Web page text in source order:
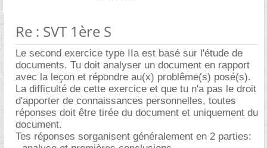
Re : SVT 1ère S
Le second exercice type IIa est basé sur l'étude de
documents. Tu doit analyser un document en rapport
avec la leçon et répondre au(x) problême(s) posé(s).
La difficulté de cette exercice et que tu n'a pas le droit
d'apporter de connaissances personnelles, toutes
réponses doit être tirée du document et uniquement du
document.
Tes réponses sorganisent généralement en 2 parties: